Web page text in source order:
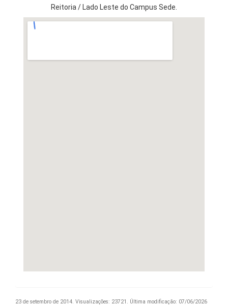
Reitoria / Lado Leste do Campus Sede.
23 de setembro de 2014. Visualizações: 23721. Última modificação: 07/06/2026